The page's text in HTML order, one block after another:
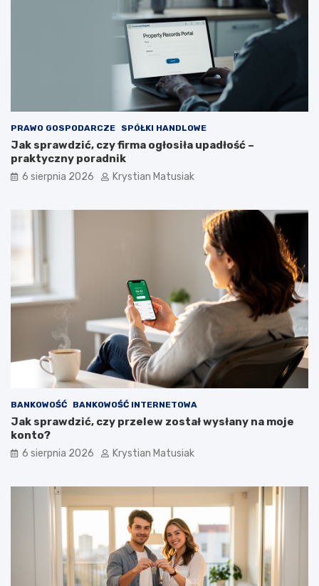
PRAWO GOSPODARCZE SPÓŁKI HANDLOWE
Jak sprawdzić, czy firma ogłosiła upadłość –
praktyczny poradnik
6 sierpnia 2026 Krystian Matusiak
BANKOWOŚĆ BANKOWOŚĆ INTERNETOWA
Jak sprawdzić, czy przelew został wysłany na moje
konto?
6 sierpnia 2026 Krystian Matusiak